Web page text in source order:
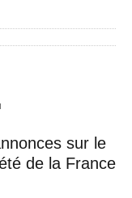
sur le
de la France